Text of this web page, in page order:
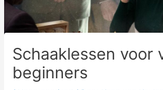
Schaaklessen voor
beginners